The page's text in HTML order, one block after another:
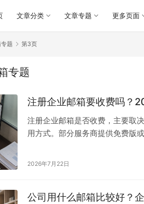
文章分类 文章专题 更多页面
题 第3页
专题
注册企业邮箱要收费吗？
注册企业邮箱是否收费，主要取
用方式。部分服务商提供免费版
一、注册企业邮箱一般要收费吗
2026年7月22日
公司用什么邮箱比较好？